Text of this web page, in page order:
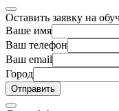
Оставить заявку на
Ваше имя
Ваш телефон
Ваш email
Город